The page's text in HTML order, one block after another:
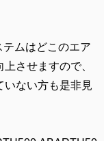
テムはどこのエア
させますので、
いない方も是非見